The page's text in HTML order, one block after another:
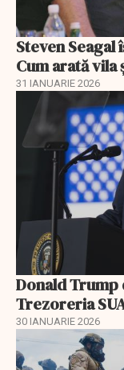
Steven
Cum arată
31 IANUARIE 2026
Donald Trump
Trezoreria
30 IANUARIE 2026